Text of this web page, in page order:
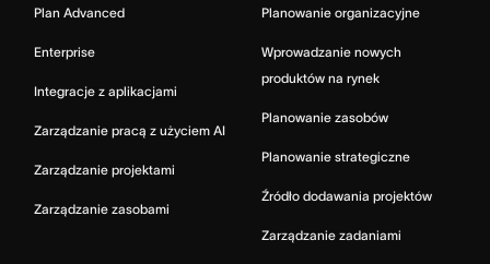
Plan Advanced
Enterprise
Integracje z aplikacjami
Zarządzanie pracą z użyciem AI
Zarządzanie projektami
Zarządzanie zasobami
Planowanie organizacyjne
Wprowadzanie nowych
produktów na rynek
Planowanie zasobów
Planowanie strategiczne
Źródło dodawania projektów
Zarządzanie zadaniami